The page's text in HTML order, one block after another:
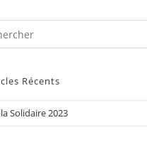
Récents
Solidaire 2023